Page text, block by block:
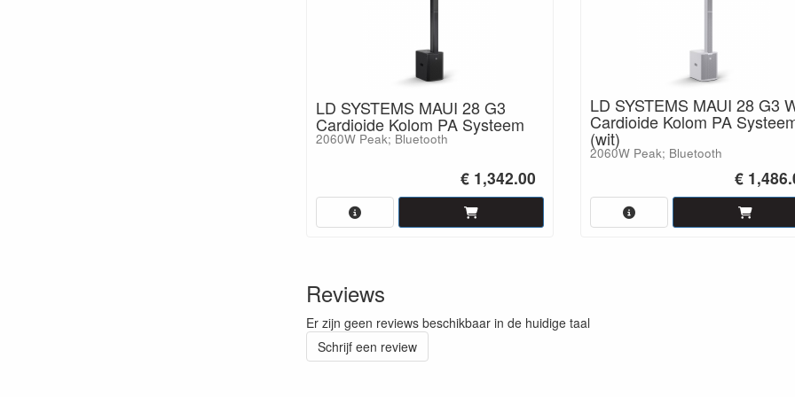
LD SYSTEMS MAUI 28 G3
Cardioide Kolom PA Systeem
2060W Peak; Bluetooth
€ 1,342.00
LD SYSTEMS MAUI 28 G3
Cardioide Kolom PA
(wit)
2060W Peak; Bluetooth
€
Reviews
Er zijn geen reviews beschikbaar in de huidige taal
Schrijf een review